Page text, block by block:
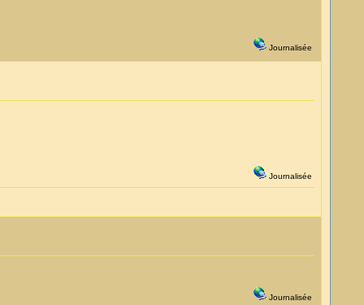
Journalisée
Journalisée
Journalisée